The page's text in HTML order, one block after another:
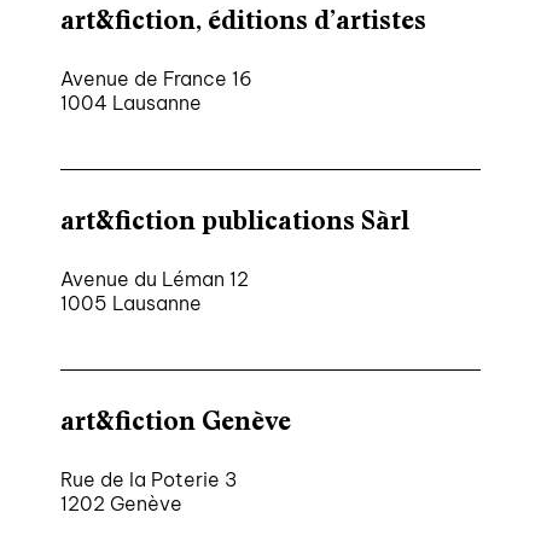
art&fiction, éditions d’artistes
Avenue de France 16
1004 Lausanne
art&fiction publications Sàrl
Avenue du Léman 12
1005 Lausanne
art&fiction Genève
Rue de la Poterie 3
1202 Genève